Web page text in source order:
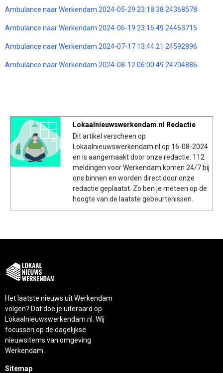
Ambulance naar Werkendam 2024-05-29 23:18:38 24368578
Ambulance naar Werkendam 2024-06-19 23:15:49 24463715
Ambulance naar Werkendam 2024-07-17 13:44:21 24592896
Ambulance naar Werkendam 2024-08-12 06:00:49 24704886
Lokaalnieuwswerkendam.nl Redactie
Dit artikel verscheen op
Lokaalnieuwswerkendam.nl op 16-08-2024
en is aangemaakt door onze redactie. 112
meldingen voor Werkendam komen 24/7 bij
ons binnen en worden direct door onze
redactie geplaatst. Zo ben je meteen op de
hoogte van de laatste gebeurtenissen.
Het laatste nieuws uit Werkendam
volgen? Dat doe je uiteraard op
Lokaalnieuwswerkendam.nl. Wij
focussen op de dagelijkse
nieuwsitems van omgeving
Werkendam.
Sitemap